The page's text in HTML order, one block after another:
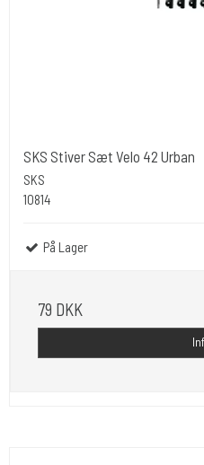
SKS Stiver Sæt Velo 42 Urban
SKS
10814
På Lager
79 DKK